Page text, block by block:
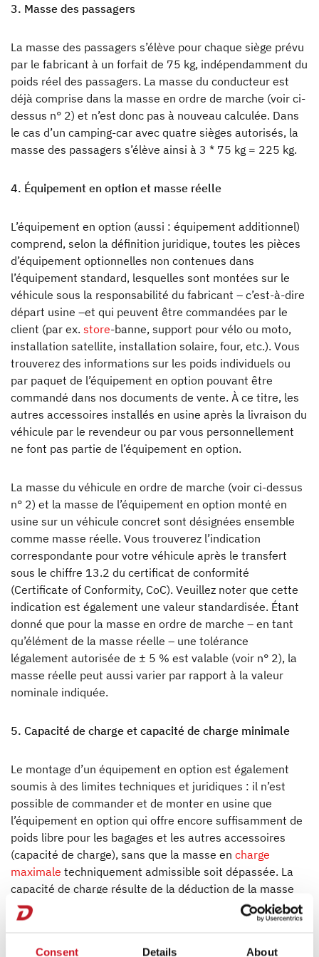
Consent Details About
3. Masse des passagers
La masse des passagers s’élève pour chaque siège prévu
par le fabricant à un forfait de 75 kg, indépendamment du
poids réel des passagers. La masse du conducteur est
déjà comprise dans la masse en ordre de marche (voir ci-
dessus n° 2) et n’est donc pas à nouveau calculée. Dans
le cas d’un camping-car avec quatre sièges autorisés, la
masse des passagers s’élève ainsi à 3 * 75 kg = 225 kg.
4. Équipement en option et masse réelle
L’équipement en option (aussi : équipement additionnel)
comprend, selon la définition juridique, toutes les pièces
d’équipement optionnelles non contenues dans
l’équipement standard, lesquelles sont montées sur le
véhicule sous la responsabilité du fabricant – c’est-à-dire
départ usine –et qui peuvent être commandées par le
client (par ex. store-banne, support pour vélo ou moto,
installation satellite, installation solaire, four, etc.). Vous
trouverez des informations sur les poids individuels ou
par paquet de l’équipement en option pouvant être
commandé dans nos documents de vente. À ce titre, les
autres accessoires installés en usine après la livraison du
véhicule par le revendeur ou par vous personnellement
ne font pas partie de l’équipement en option.
La masse du véhicule en ordre de marche (voir ci-dessus
n° 2) et la masse de l’équipement en option monté en
usine sur un véhicule concret sont désignées ensemble
comme masse réelle. Vous trouverez l’indication
correspondante pour votre véhicule après le transfert
sous le chiffre 13.2 du certificat de conformité
(Certificate of Conformity, CoC). Veuillez noter que cette
indication est également une valeur standardisée. Étant
donné que pour la masse en ordre de marche – en tant
qu’élément de la masse réelle – une tolérance
légalement autorisée de ± 5 % est valable (voir n° 2), la
masse réelle peut aussi varier par rapport à la valeur
nominale indiquée.
5. Capacité de charge et capacité de charge minimale
Le montage d’un équipement en option est également
soumis à des limites techniques et juridiques : il n’est
possible de commander et de monter en usine que
l’équipement en option qui offre encore suffisamment de
poids libre pour les bagages et les autres accessoires
(capacité de charge), sans que la masse en charge
maximale techniquement admissible soit dépassée. La
capacité de charge résulte de la déduction de la masse
en ordre de marche (valeur nominale selon les
documents de vente, voir ci-dessus n° 2), la masse de